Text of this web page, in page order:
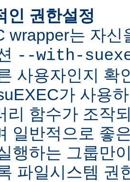
인 권한설정
wrapper는 자신
--with-
사용자인지 확
가 사용
리 함수가 조작
일반적으로 좋
행하는 그룹만
파일시스템 권